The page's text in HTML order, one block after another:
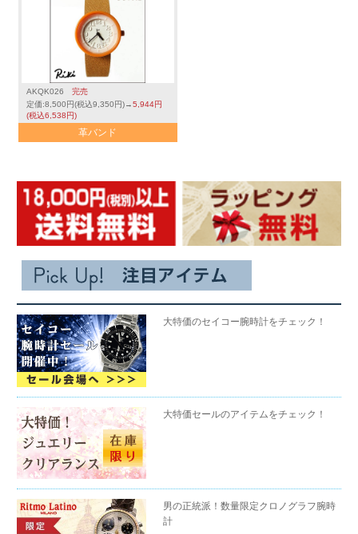
AKQK026 完売
定価:8,500円(税込9,350円)→5,944円
(税込6,538円)
革バンド
大特価のセイコー腕時計をチェック！
大特価セールのアイテムをチェック！
男の正統派！数量限定クロノグラフ腕時
計